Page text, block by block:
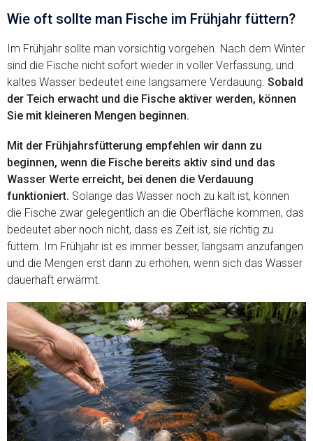
Wie oft sollte man Fische im Frühjahr füttern?
Im Frühjahr sollte man vorsichtig vorgehen. Nach dem Winter
sind die Fische nicht sofort wieder in voller Verfassung, und
kaltes Wasser bedeutet eine langsamere Verdauung. Sobald
der Teich erwacht und die Fische aktiver werden, können
Sie mit kleineren Mengen beginnen.
Mit der Frühjahrsfütterung empfehlen wir dann zu
beginnen, wenn die Fische bereits aktiv sind und das
Wasser Werte erreicht, bei denen die Verdauung
funktioniert. Solange das Wasser noch zu kalt ist, können
die Fische zwar gelegentlich an die Oberfläche kommen, das
bedeutet aber noch nicht, dass es Zeit ist, sie richtig zu
füttern. Im Frühjahr ist es immer besser, langsam anzufangen
und die Mengen erst dann zu erhöhen, wenn sich das Wasser
dauerhaft erwärmt.